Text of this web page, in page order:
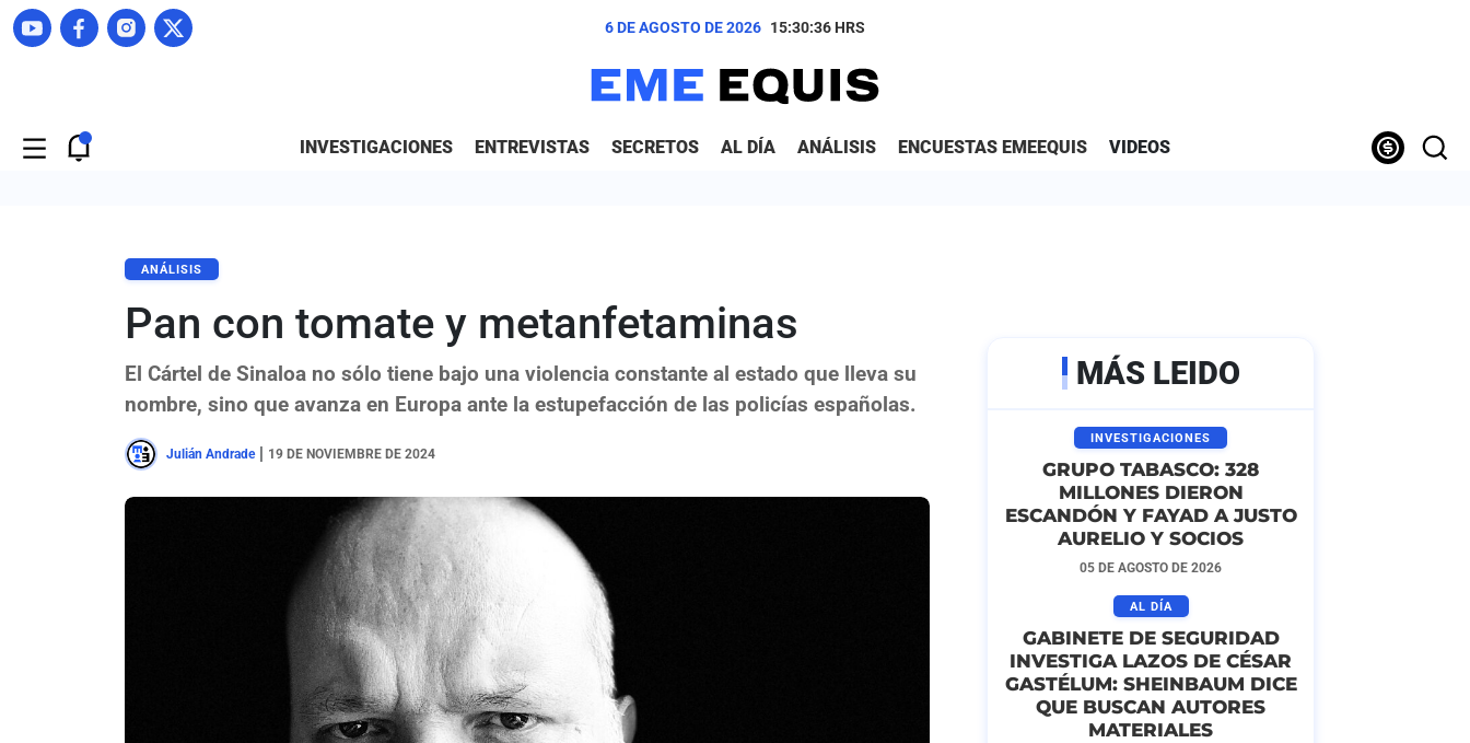
6 DE AGOSTO DE 2026 15:30:37 HRS
INVESTIGACIONES ENTREVISTAS SECRETOS AL DÍA ANÁLISIS ENCUESTAS EMEEQUIS VIDEOS
ANÁLISIS
Pan con tomate y metanfetaminas
El Cártel de Sinaloa no sólo tiene bajo una violencia constante al estado que lleva su
nombre, sino que avanza en Europa ante la estupefacción de las policías españolas.
Julián Andrade 19 DE NOVIEMBRE DE 2024
MÁS LEIDO
INVESTIGACIONES
GRUPO TABASCO: 328
MILLONES DIERON
ESCANDÓN Y FAYAD A JUSTO
AURELIO Y SOCIOS
05 DE AGOSTO DE 2026
AL DÍA
GABINETE DE SEGURIDAD
INVESTIGA LAZOS DE CÉSAR
GASTÉLUM: SHEINBAUM DICE
QUE BUSCAN AUTORES
MATERIALES